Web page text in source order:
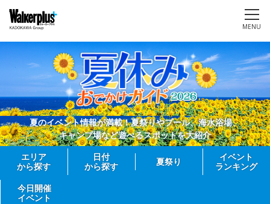
MENU
夏のイベント情報が満載！夏祭りやプール、海水浴場、
キャンプ場など遊べるスポットを大紹介
エリア
から探す
日付
から探す
夏祭り
イベント
ランキング
今日開催
イベント